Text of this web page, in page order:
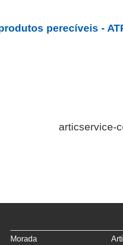
perecíveis -
Morada